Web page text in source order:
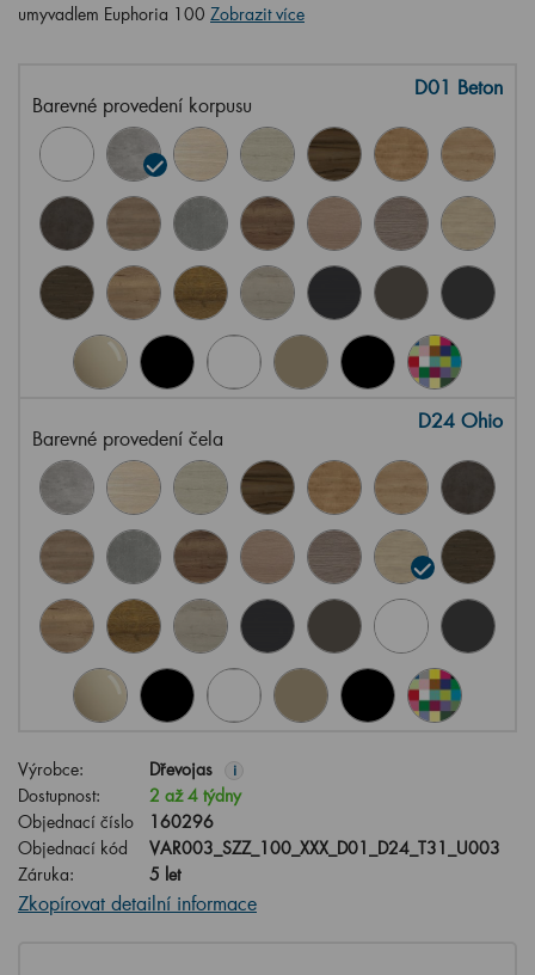
umyvadlem Euphoria 100 Zobrazit více
Barevné provedení korpusu
D01 Beton
Barevné provedení čela
D24 Ohio
Výrobce: Dřevojas i
Dostupnost:
2 až 4 týdny
Objednací číslo
160296
Objednací kód
VAR003_SZZ_100_XXX_D01_D24_T31_U003
Záruka:
5 let
Zkopírovat detailní informace